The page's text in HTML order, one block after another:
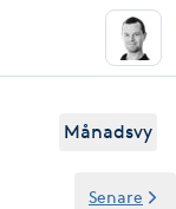
Månadsvy
Senare